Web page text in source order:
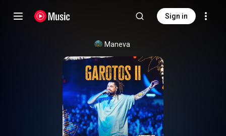
Sign in
Maneva